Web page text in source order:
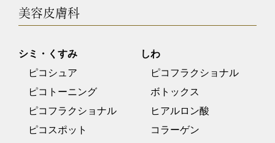
美容皮膚科
シミ・くすみ
ピコシュア
ピコトーニング
ピコフラクショナル
ピコスポット
しわ
ピコフラクショナル
ボトックス
ヒアルロン酸
コラーゲン